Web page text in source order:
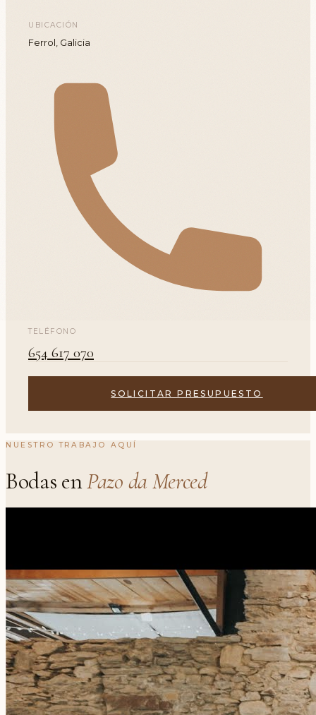
UBICACIÓN
Ferrol, Galicia
TELÉFONO
654 617 070
SOLICITAR PRESUPUESTO
NUESTRO TRABAJO AQUÍ
Bodas enPazo da Merced